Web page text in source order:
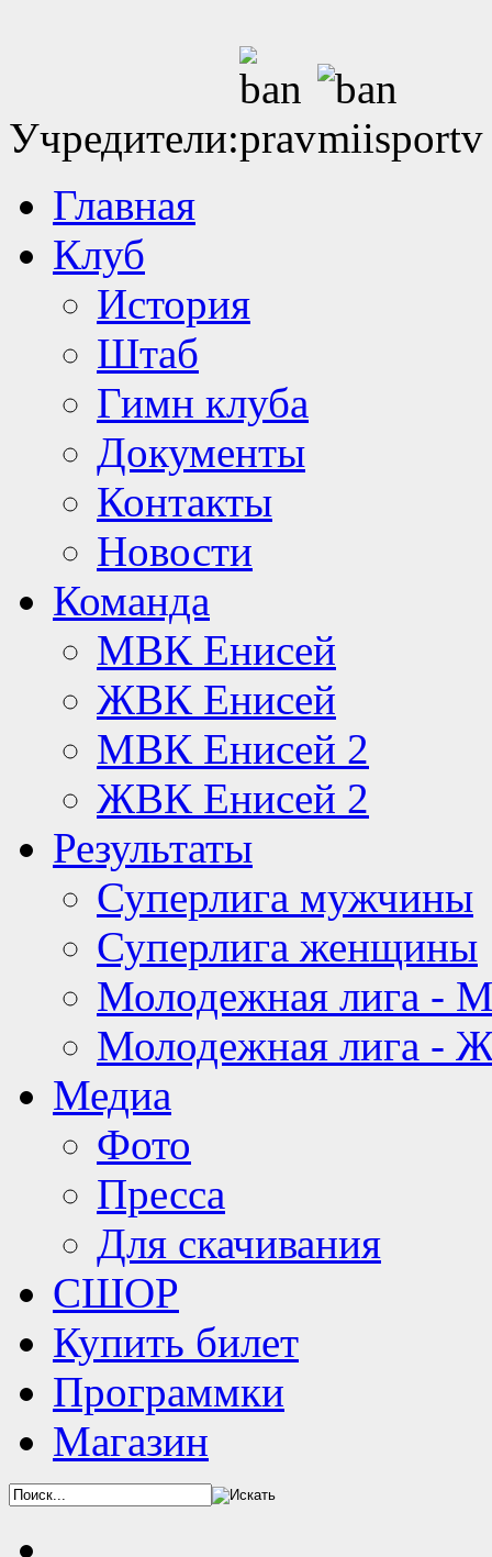
Учредители:
Главная
Клуб
История
Штаб
Гимн клуба
Документы
Контакты
Новости
Команда
МВК Енисей
ЖВК Енисей
МВК Енисей 2
ЖВК Енисей 2
Результаты
Суперлига мужчины
Суперлига женщины
Молодежная лига -
Молодежная лига -
Медиа
Фото
Пресса
Для скачивания
СШОР
Купить билет
Программки
Магазин